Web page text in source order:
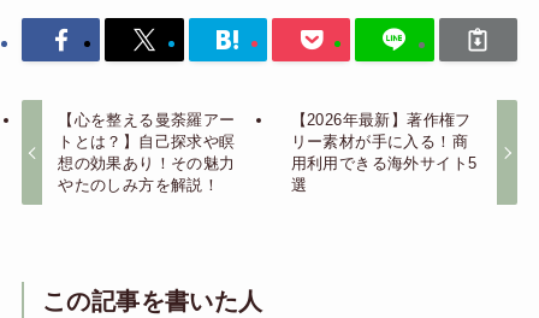
【心を整える曼荼羅アー
トとは？】自己探求や瞑
想の効果あり！その魅力
やたのしみ方を解説！
【2026年最新】著作権フ
リー素材が手に入る！商
用利用できる海外サイト5
選
この記事を書いた人